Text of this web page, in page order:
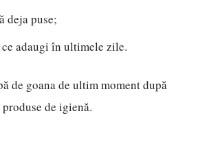
deja puse;
adaugi în ultimele zile.
de goana de ultim moment după
de igienă.